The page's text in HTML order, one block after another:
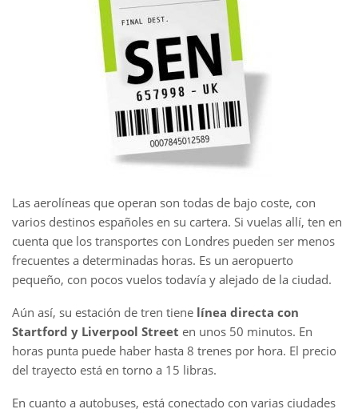
Las aerolíneas que operan son todas de bajo coste, con
varios destinos españoles en su cartera. Si vuelas allí, ten en
cuenta que los transportes con Londres pueden ser menos
frecuentes a determinadas horas. Es un aeropuerto
pequeño, con pocos vuelos todavía y alejado de la ciudad.
Aún así, su estación de tren tiene línea directa con
Startford y Liverpool Street en unos 50 minutos. En
horas punta puede haber hasta 8 trenes por hora. El precio
del trayecto está en torno a 15 libras.
En cuanto a autobuses, está conectado con varias ciudades